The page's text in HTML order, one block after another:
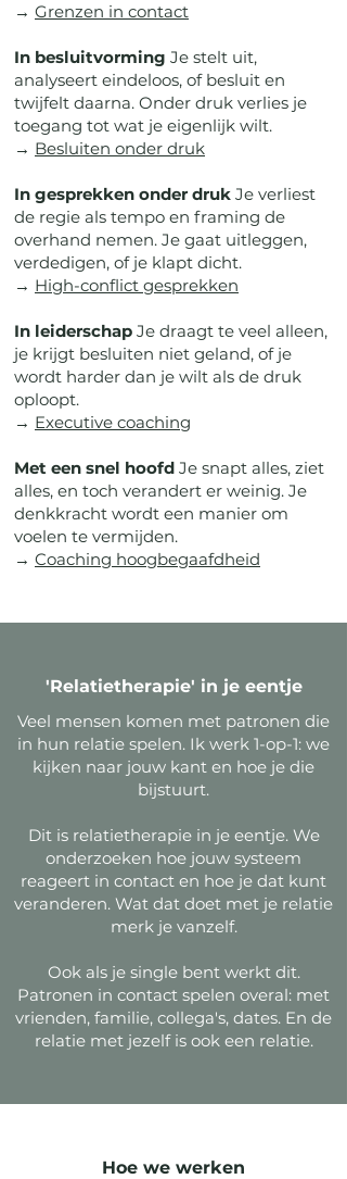
→ Grenzen in contact
In besluitvorming Je stelt uit,
analyseert eindeloos, of besluit en
twijfelt daarna. Onder druk verlies je
toegang tot wat je eigenlijk wilt.
→ Besluiten onder druk
In gesprekken onder druk Je verliest
de regie als tempo en framing de
overhand nemen. Je gaat uitleggen,
verdedigen, of je klapt dicht.
→ High-conflict gesprekken
In leiderschap Je draagt te veel alleen,
je krijgt besluiten niet geland, of je
wordt harder dan je wilt als de druk
oploopt.
→ Executive coaching
Met een snel hoofd Je snapt alles, ziet
alles, en toch verandert er weinig. Je
denkkracht wordt een manier om
voelen te vermijden.
→ Coaching hoogbegaafdheid
'Relatietherapie' in je eentje
Veel mensen komen met patronen die
in hun relatie spelen. Ik werk 1-op-1: we
kijken naar jouw kant en hoe je die
bijstuurt.
Dit is relatietherapie in je eentje. We
onderzoeken hoe jouw systeem
reageert in contact en hoe je dat kunt
veranderen. Wat dat doet met je relatie
merk je vanzelf.
Ook als je single bent werkt dit.
Patronen in contact spelen overal: met
vrienden, familie, collega's, dates. En de
relatie met jezelf is ook een relatie.
Hoe we werken